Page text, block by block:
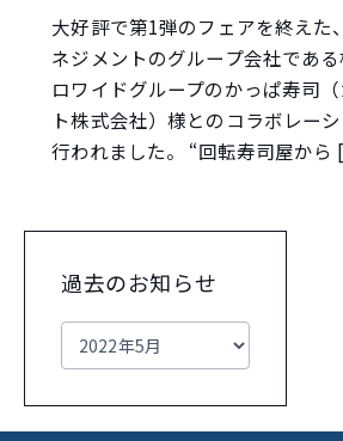
過去のお知らせ
ア
イ
ブ
大好評で第1弾のフェアを終えた
ネジメントのグループ会社であ
ロワイドグループのかっぱ寿司
ト株式会社）様とのコラボレー
行われました。 “回転寿司屋か